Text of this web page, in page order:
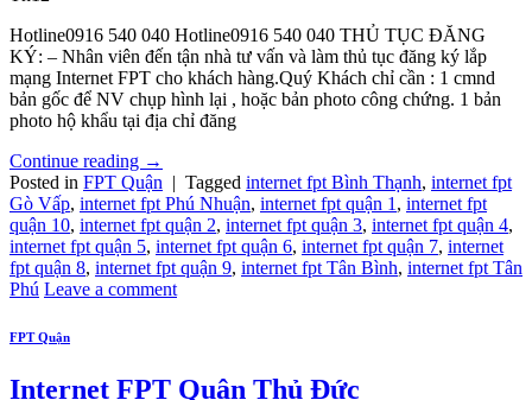
Hotline0916 540 040 Hotline0916 540 040 THỦ TỤC ĐĂNG
KÝ: – Nhân viên đến tận nhà tư vấn và làm thủ tục đăng ký lắp
mạng Internet FPT cho khách hàng.Quý Khách chỉ cần : 1 cmnd
bản gốc để NV chụp hình lại , hoặc bản photo công chứng. 1 bản
photo hộ khẩu tại địa chỉ đăng
Continue reading →
Posted in FPT Quận | Tagged internet fpt Bình Thạnh, internet fpt
Gò Vấp, internet fpt Phú Nhuận, internet fpt quận 1 , internet fpt
quận 10, internet fpt quận 2, internet fpt quận 3, internet fpt quận 4,
internet fpt quận 5, internet fpt quận 6, internet fpt quận 7, internet
fpt quận 8, internet fpt quận 9, internet fpt Tân Bình, internet fpt Tân
Phú Leave a comment
FPT Quận
Internet FPT Quận Thủ Đức